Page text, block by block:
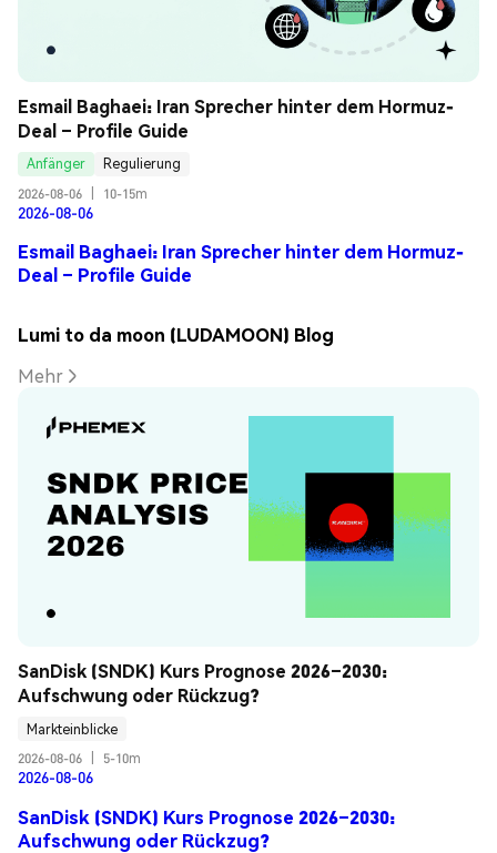
Esmail Baghaei: Iran Sprecher hinter dem Hormuz-
Deal – Profile Guide
Anfänger
Regulierung
2026-08-06
10-15m
2026-08-06
Esmail Baghaei: Iran Sprecher hinter dem Hormuz-
Deal – Profile Guide
Lumi to da moon (LUDAMOON) Blog
Mehr
SanDisk (SNDK) Kurs Prognose 2026–2030:
Aufschwung oder Rückzug?
Markteinblicke
2026-08-06
5-10m
2026-08-06
SanDisk (SNDK) Kurs Prognose 2026–2030:
Aufschwung oder Rückzug?